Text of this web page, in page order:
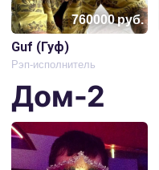
760000руб.
Guf (Гуф)
Рэп-исполнитель
Дом-2